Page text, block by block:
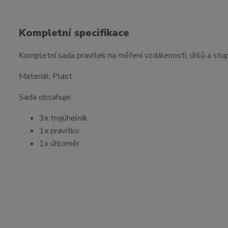
Kompletní specifikace
Kompletní sada pravítek na měření vzdáleností, úhlů a
Materiál: Plast
Sada obsahuje:
3x trojúhelník
1x pravítko
1x úhloměr